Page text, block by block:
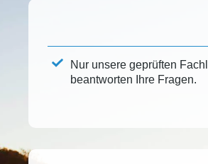
Nur unsere geprüften
beantworten Ihre Fragen.